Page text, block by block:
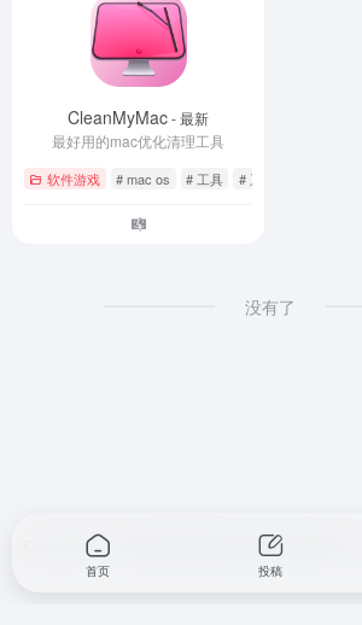
CleanMyMac- 最新
最好用的mac优化清理工具
软件游戏 # mac os # 工具 # 系统优化
没有了
Copyright © 2026 冀ICP备2024068225号-2
首页 投稿